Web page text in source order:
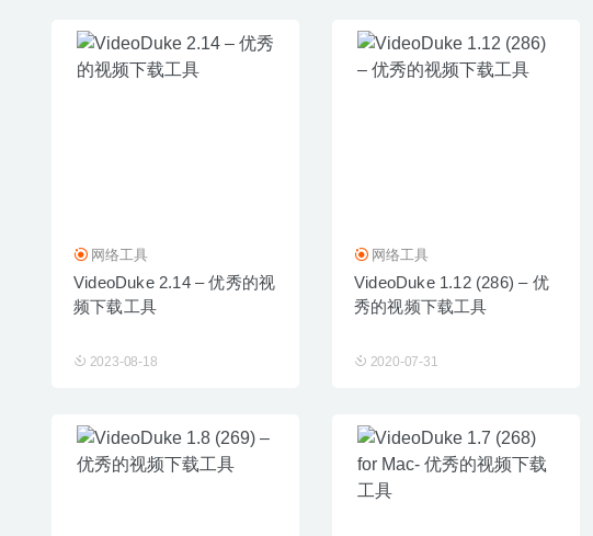
网络工具
VideoDuke 2.14 – 优秀的视
频下载工具
2023-08-18
网络工具
VideoDuke 1.12 (286) – 优
秀的视频下载工具
2020-07-31